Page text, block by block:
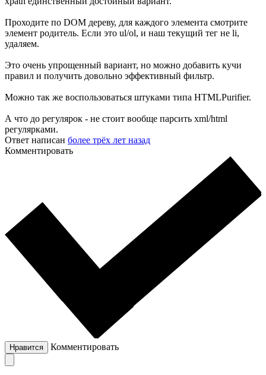
Проходите по DOM дереву, для каждого элемента смотрите
элемент родитель. Если это ul/ol, и наш текущий тег не li,
удаляем.
Это очень упрощенный вариант, но можно добавить кучи
правил и получить довольно эффективный фильтр.
Можно так же воспользоваться штуками типа HTMLPurifier.
А что до регулярок - не стоит вообще парсить xml/html
регулярками.
Ответ написан более трёх лет назад
Комментировать
Нравится Комментировать